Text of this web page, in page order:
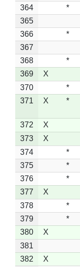
364
*
365
366
*
367
368
*
369
X
370
*
371
X *
372 X
373
X
374
*
375
*
376
*
377
X
378
*
379
*
380
X
381
382
X